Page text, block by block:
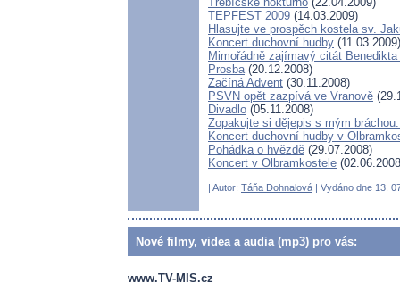
TEPFEST 2009 (14.03.2009)
Hlasujte ve prospěch kostela sv.
Koncert duchovní hudby (11.03.2009)
Mimořádně zajímavý citát
Prosba(20.12.2008)
Začíná Advent (30.11.2008)
PSVN opět zazpívá ve Vranově
Divadlo (05.11.2008)
Zopakujte si dějepis s mým
Koncert duchovní hudby v
Pohádka o hvězdě (29.07.2008)
Koncert v Olbramkostele
| Autor: Táňa Dohnalová | Vydáno dne 13.
Nové filmy, videa a audia (mp3) pro vás:
www.TV-MIS.cz